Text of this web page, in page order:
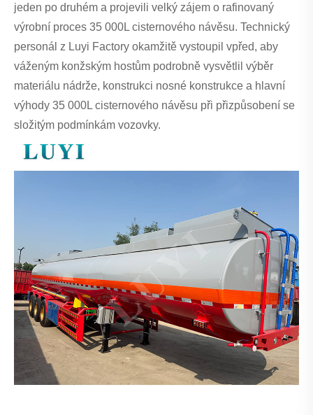
jeden po druhém a projevili velký zájem o rafinovaný
výrobní proces 35 000L cisternového návěsu. Technický
personál z Luyi Factory okamžitě vystoupil vpřed, aby
váženým konžským hostům podrobně vysvětlil výběr
materiálu nádrže, konstrukci nosné konstrukce a hlavní
výhody 35 000L cisternového návěsu při přizpůsobení se
složitým podmínkám vozovky.